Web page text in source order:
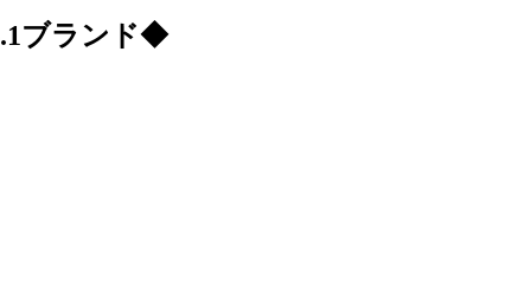
ブランド◆